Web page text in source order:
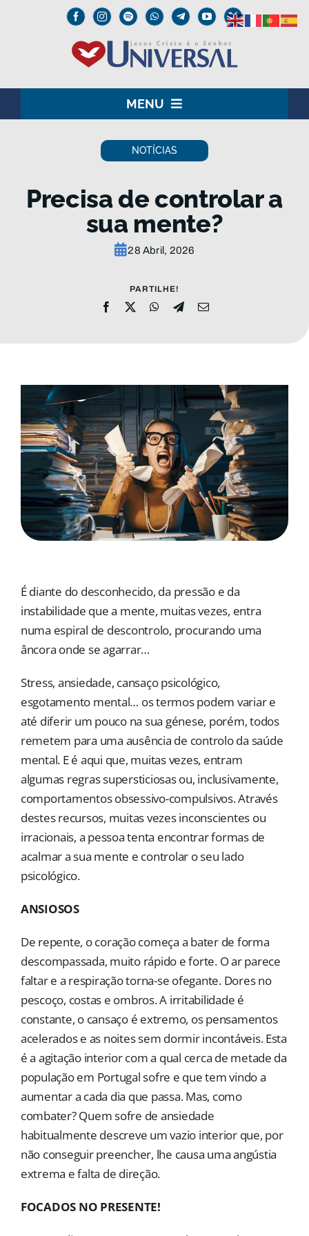
MENU
INSTITUCIONAL
NOTÍCIAS
Precisa de controlar a
sua mente?
28 Abril, 2026
PARTILHE!
É diante do desconhecido, da pressão e da
instabilidade que a mente, muitas vezes, entra
numa espiral de descontrolo, procurando uma
âncora onde se agarrar…
Stress, ansiedade, cansaço psicológico,
esgotamento mental… os termos podem variar e
até diferir um pouco na sua génese, porém, todos
remetem para uma ausência de controlo da saúde
mental. E é aqui que, muitas vezes, entram
algumas regras supersticiosas ou, inclusivamente,
comportamentos obsessivo-compulsivos. Através
destes recursos, muitas vezes inconscientes ou
irracionais, a pessoa tenta encontrar formas de
acalmar a sua mente e controlar o seu lado
psicológico.
ANSIOSOS
De repente, o coração começa a bater de forma
descompassada, muito rápido e forte. O ar parece
faltar e a respiração torna-se ofegante. Dores no
pescoço, costas e ombros. A irritabilidade é
constante, o cansaço é extremo, os pensamentos
acelerados e as noites sem dormir incontáveis. Esta
é a agitação interior com a qual cerca de metade da
população em Portugal sofre e que tem vindo a
aumentar a cada dia que passa. Mas, como
combater? Quem sofre de ansiedade
habitualmente descreve um vazio interior que, por
não conseguir preencher, lhe causa uma angústia
extrema e falta de direção.
FOCADOS NO PRESENTE!